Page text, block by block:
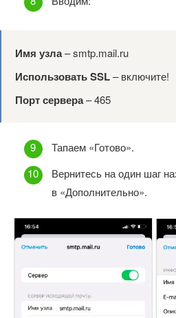
Имя узла– smtp.mail.ru
ИспользоватьSSL– включите!
Порт сервера– 465
Тапаем «Готово».
Вернитесь на один шаг
в «Дополнительно».